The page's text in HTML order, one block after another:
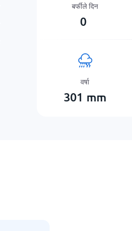
बर्फीले दिन
0
वर्षा
301 mm